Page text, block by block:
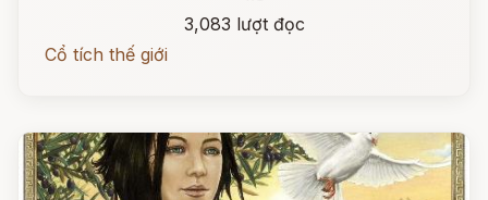
3,083 lượt đọc
Cổ tích thế giới